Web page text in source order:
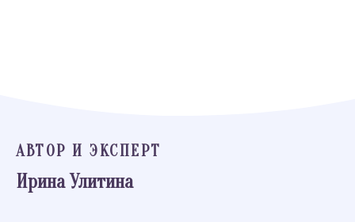
АВТОР И ЭКСПЕРТ
Ирина Улитина